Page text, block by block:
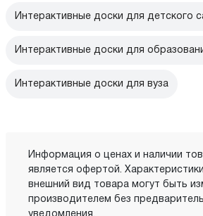
Интерактивные доски для детского
Интерактивные доски для
Интерактивные доски для вуза
Информация о ценах и наличии
является офертой.
внешний вид товара могут быть
производителем без
уведомления.